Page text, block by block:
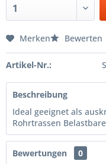
Merken Bewerten
Artikel-Nr.:
Beschreibung
Ideal geeignet als
Rohrtrassen
Bewertungen
0